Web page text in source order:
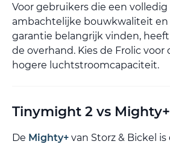
Voor gebruikers die een volledig
ambachtelijke bouwkwaliteit en
garantie belangrijk vinden,
de overhand. Kies de Frolic voor
hogere luchtstroomcapaciteit.
Tinymight 2 vs Mighty+
De Mighty+ van Storz & Bickel is